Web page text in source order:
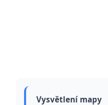
Vysvětlení mapy